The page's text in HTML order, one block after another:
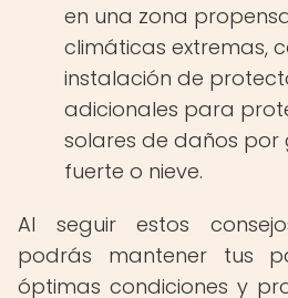
en una zona
climáticas extremas,
instalación de
adicionales para
solares de daños por
fuerte o nieve.
Al seguir estos
podrás mantener tus
óptimas condiciones y